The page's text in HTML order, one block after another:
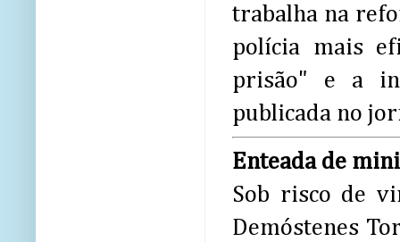
trabalha na
polícia mais
prisão" e a
publicada no
Enteada de
Sob risco de
Demóstenes